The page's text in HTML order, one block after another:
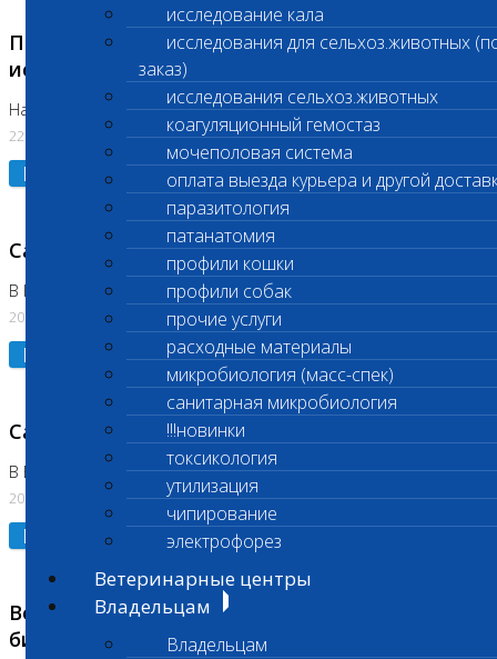
исследование кала
исследования для сельхоз.животных
заказ)
исследования сельхоз.животных
коагуляционный гемостаз
мочеполовая система
оплата выезда курьера и другой
паразитология
патанатомия
профили кошки
профили собак
прочие услуги
расходные материалы
микробиология (масс-спек)
санитарная микробиология
!!!новинки
токсикология
утилизация
чипирование
электрофорез
Ветеринарные центры
Владельцам
Владельцам
Приостановлено выполнение биохимических
исследований
На Нагорной. Код ( 123,310,309)
22.07.2026
Подробнее
Санитарные дни
В Коломне 24.07.2026 и 28.07.2026
20.07.2026
Подробнее
Санитарный день
В Бутово 21.07.2026
20.07.2026
Подробнее
Возобновлено выполнение срочных
биохимических исследований